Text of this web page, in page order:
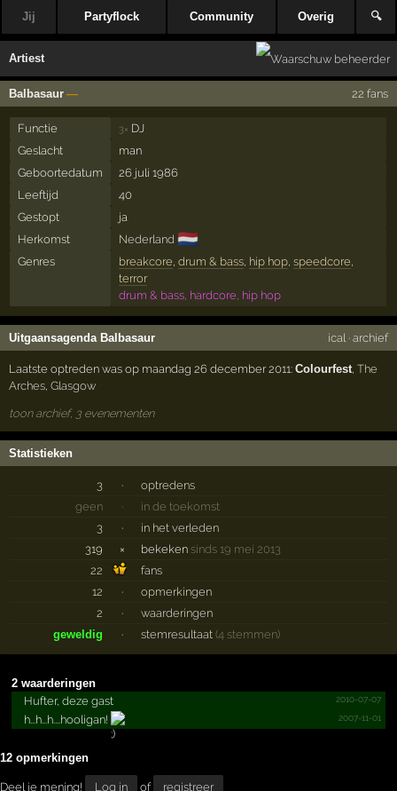
Jij Partyflock Community Overig 🔍
Artiest
Balbasaur — 22 fans
Functie 3× DJ
Geslacht
man
Geboortedatum
26 juli 1986
Leeftijd
40
Gestopt
ja
Herkomst
Nederland 🇳🇱
Genres breakcore drum & bass, hip hop, speedcore
terror
drum & bass, hardcore, hip hop
Uitgaansagenda Balbasaur ical· archief
Laatste optreden was op maandag 26 december 2011:Colourfest ,The
Arches ,Glasgow
toon archief, 3 evenementen
Statistieken
3 ·
optredens
geen
·
in de toekomst
3
·
in het verleden
319
× bekeken sinds 19 mei 2013
22
fans
12
·
opmerkingen
2
·
waarderingen
geweldig
· stemresultaat (4 stemmen)
2 waarderingen
2010-07-07
Hufter, deze gast
2007-11-01
h...h...h....hooligan!
12 opmerkingen
Deel je mening! Log in of registreer